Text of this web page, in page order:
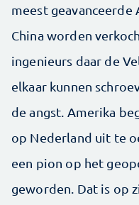
meest geavanceerde
China worden
ingenieurs daar de
elkaar kunnen
de angst. Amerika
op Nederland uit te
een pion op het
geworden. Dat is op